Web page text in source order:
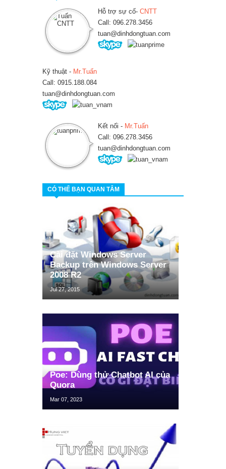
Hỗ trợ sự cố- CNTT
Call: 096.278.3456
tuan@dinhdongtuan.com
Kỹ thuật - Mr.Tuấn
Call: 0915.188.084
tuan@dinhdongtuan.com
Kết nối - Mr.Tuấn
Call: 096.278.3456
tuan@dinhdongtuan.com
CÓ THỂ BẠN QUAN TÂM
Cài đặt Windows Server
Backup trên Windows Server
2008 R2
Jul 27, 2015
Poe: Dùng thử Chatbot AI của
Quora
Mar 07, 2023